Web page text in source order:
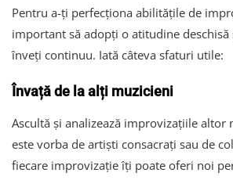
Pentru a-ți perfecționa abilitățile de
important să adopți o atitudine deschisă
înveți continuu. Iată câteva sfaturi utile:
Învață de la alți muzicieni
Ascultă și analizează improvizațiile altor
este vorba de artiști consacrați sau de
fiecare improvizație îți poate oferi noi